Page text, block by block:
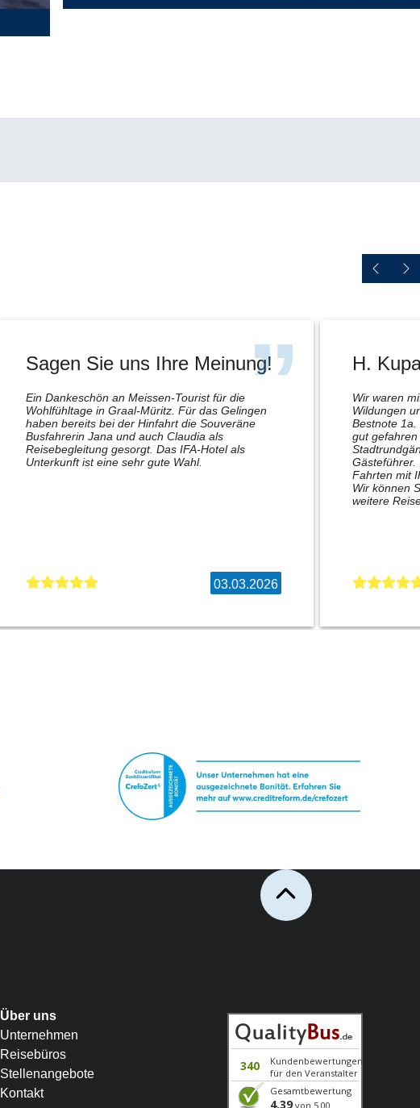
Sagen Sie uns Ihre Meinung!
Ein Dankeschön an Meissen-Tourist für die
Wohlfühltage in Graal-Müritz. Für das Gelingen
haben bereits bei der Hinfahrt die Souveräne
Busfahrerin Jana und auch Claudia als
Reisebegleitung gesorgt. Das IFA-Hotel als
Unterkunft ist eine sehr gute Wahl.
03.03.2026
H.
Wir waren
Wildungen
Bestnote
gut
Gästeführer.
Fahrten mit
Wir können
weitere
Über uns
Unternehmen
Reisebüros
Stellenangebote
Kontakt